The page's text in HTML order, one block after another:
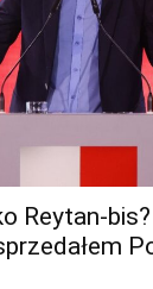
Reytan-bis?